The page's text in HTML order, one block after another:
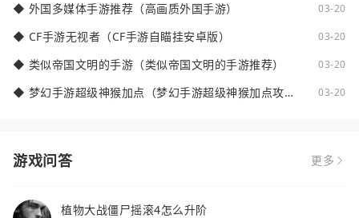
◆ 外国多媒体手游推荐（高画质外国手游） 03-20
◆ CF手游无视者（CF手游自瞄挂安卓版） 03-20
◆ 类似帝国文明的手游（类似帝国文明的手游推荐） 03-20
◆ 梦幻手游超级神猴加点（梦幻手游超级神猴加点攻
03-20
游戏问答 更多
植物大战僵尸摇滚4怎么升阶